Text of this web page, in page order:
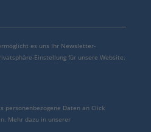
es uns Ihr Newsletter-
Einstellung für unsere Website.
personenbezogene Daten an Click
Mehr dazu in unserer